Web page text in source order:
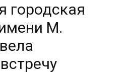
городская
М.